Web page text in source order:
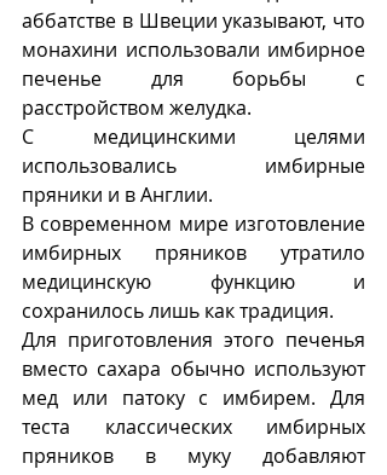
аббатстве в Швеции указывают, что
монахини использовали имбирное
печенье для борьбы с
расстройством желудка.
С медицинскими целями
использовались имбирные
пряники и в Англии.
В современном мире изготовление
имбирных пряников утратило
медицинскую функцию и
сохранилось лишь как традиция.
Для приготовления этого печенья
вместо сахара обычно используют
мед или патоку с имбирем. Для
теста классических имбирных
пряников в муку добавляют